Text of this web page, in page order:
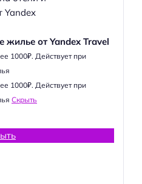
жилье от Yandex Travel
1000₽. Действует при
1000₽. Действует при
Скрыть